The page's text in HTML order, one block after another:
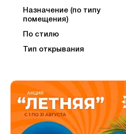
Назначение (по типу
помещения)
По стилю
Тип открывания